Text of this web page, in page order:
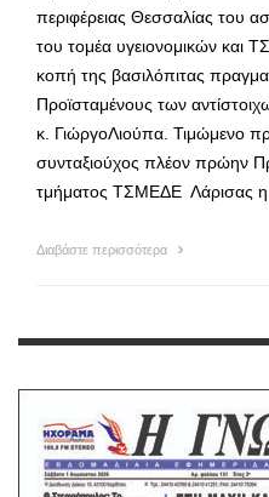
περιφέρειας Θεσσαλίας του
του τομέα υγειονομικών και
κοπή της βασιλόπιτας
Προϊσταμένους των
κ. ΓιώργοΛιούπα. Τιμώμενο
συνταξιούχος πλέον πρώην
τμήματος ΤΣΜΕΔΕ Λάρισας η
Διαβάστε περισσότερα